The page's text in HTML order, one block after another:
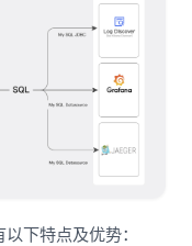
下特点及优势：